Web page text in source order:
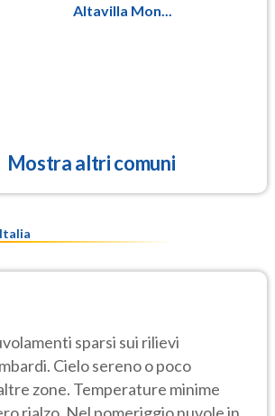
Altavilla Mon...
Mostra altri comuni
sparsi sui rilievi
Cielo sereno o poco
zone. Temperature minime